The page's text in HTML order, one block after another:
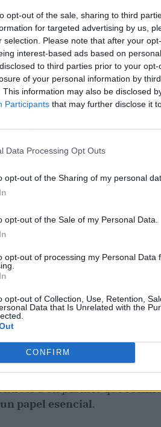
opt-out of the sale, sharing to third
for targeted advertising by us,
selection. Please note that after your
interest-based ads based on
to third parties prior to your
of your personal information by
This information may also be disclosed
Participants that may further disclose it
Data Processing Opt Outs
opt-out of the Sharing of my personal
opt-out of the Sale of my Personal Data.
opt-out of processing my Personal Data
opt-out of Collection, Use, Retention,
Data that Is Unrelated with the
CONFIRM
enofrecer una óptima
por uno o varios agentes.
día, no es de extrañar que
positivos que
que tienen a sus espaldas
prestando servicio a
hipermercados,
a Service es una decisión
a unpartnerque
papel esencial.